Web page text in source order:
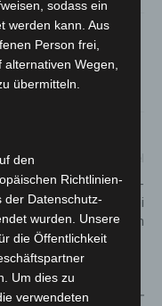
am Peter-Fechter-
ausgeraubt – Polizei
sucht Zeugen
sodass ein
werden kann. Aus
Person frei,
alternativen Wegen,
übermitteln.
den
Richtlinien-
der Datenschutz-
wurden. Unsere
die Öffentlichkeit
Um dies zu
verwendeten